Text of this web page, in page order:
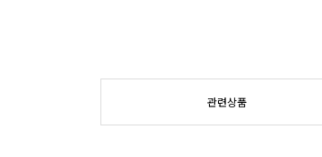
관련상품